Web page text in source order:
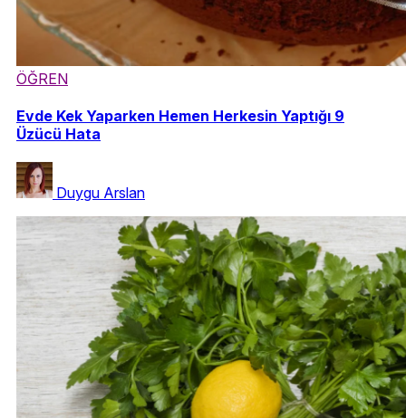
ÖĞREN
Evde Kek Yaparken Hemen Herkesin Yaptığı 9
Üzücü Hata
Duygu Arslan